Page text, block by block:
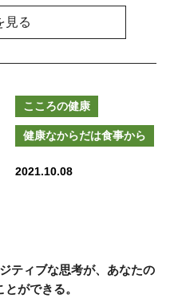
見る
こころの健康
健康なからだは食事から
2021.10.08
ティブな思考が、あなたの
ができる。